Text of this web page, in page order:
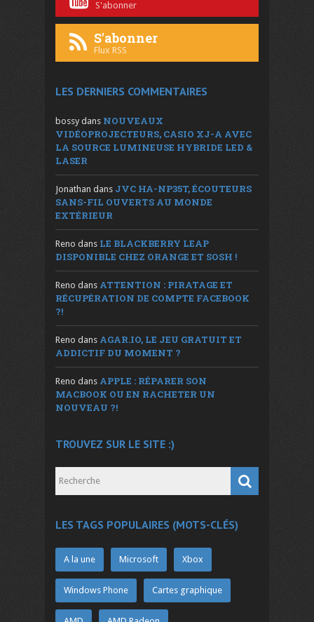
S'abonner
S'abonner
Flux RSS
LES DERNIERS COMMENTAIRES
bossy dans NOUVEAUX
VIDÉOPROJECTEURS, CASIO XJ-A AVEC
LA SOURCE LUMINEUSE HYBRIDE LED &
LASER
Jonathan dans JVC HA-NP35T, ÉCOUTEURS
SANS-FIL OUVERTS AU MONDE
EXTÉRIEUR
Reno dans LE BLACKBERRY LEAP
DISPONIBLE CHEZ ORANGE ET SOSH !
Reno dans ATTENTION : PIRATAGE ET
RÉCUPÉRATION DE COMPTE FACEBOOK
?!
Reno dans AGAR.IO, LE JEU GRATUIT ET
ADDICTIF DU MOMENT ?
Reno dans APPLE : RÉPARER SON
MACBOOK OU EN RACHETER UN
NOUVEAU ?!
TROUVEZ SUR LE SITE :)
LES TAGS POPULAIRES (MOTS-CLÉS)
A la une Microsoft Xbox
Windows Phone Cartes graphique